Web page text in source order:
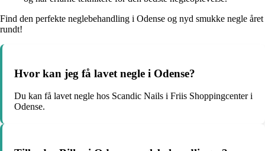
Find den perfekte neglebehandling i Odense og nyd smukke negle året
rundt!
Hvor kan jeg få lavet negle i Odense?
Du kan få lavet negle hos Scandic Nails i Friis Shoppingcenter i
Odense.